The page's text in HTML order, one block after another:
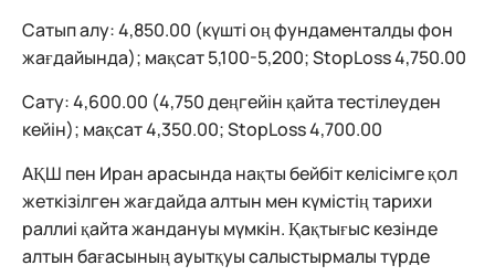
Сатып алу: 4,850.00 (күшті оң фундаменталды фон
жағдайында); мақсат 5,100-5,200; StopLoss 4,750.00
Сату: 4,600.00 (4,750 деңгейін қайта тестілеуден
кейін); мақсат 4,350.00; StopLoss 4,700.00
АҚШ пен Иран арасында нақты бейбіт келісімге қол
жеткізілген жағдайда алтын мен күмістің тарихи
раллиі қайта жандануы мүмкін. Қақтығыс кезінде
алтын бағасының ауытқуы салыстырмалы түрде